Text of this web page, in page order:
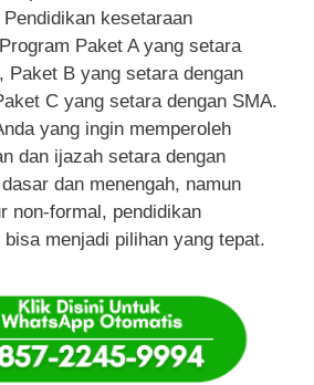
Pendidikan kesetaraan
Paket A yang setara
Paket B yang setara dengan
C yang setara dengan SMA.
yang ingin memperoleh
dan ijazah setara dengan
dan menengah, namun
non-formal, pendidikan
bisa menjadi pilihan yang tepat.